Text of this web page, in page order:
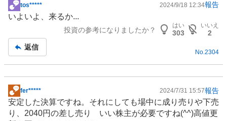
掲
示
事
tos***** 2024/9/18 12:34報告
いよいよ、来るか...
投資の参考になりましたか？
はい
303
いいえ
2
返信
No.2304
掲
示
板
fer***** 2024/7/31 15:57報告
安定した決算ですね。それにしても場中に成り売りや下売
り、2040円の差し売り いい株主が必要ですね(^^)高値更